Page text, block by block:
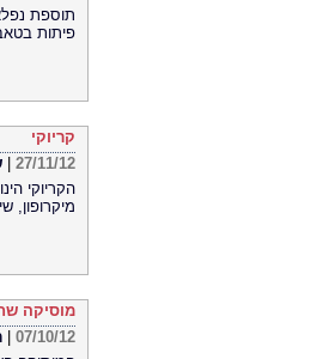
תוספת
פיתות
קריוקי
27/11/12
הקריוקי
מיקרופון,
מוסיקה
07/10/12